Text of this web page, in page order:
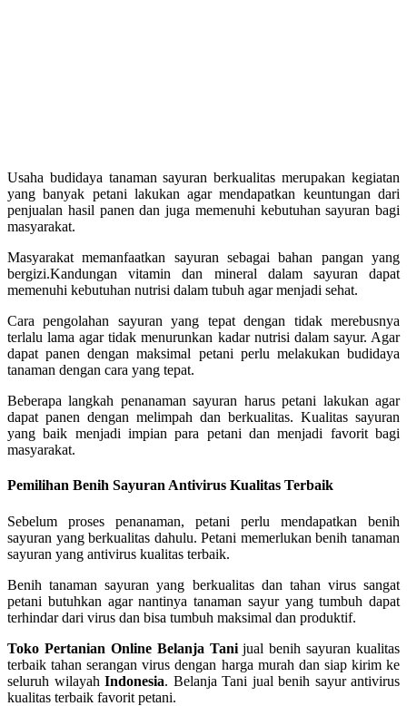
Usaha budidaya tanaman sayuran berkualitas merupakan kegiatan
yang banyak petani lakukan agar mendapatkan keuntungan dari
penjualan hasil panen dan juga memenuhi kebutuhan sayuran bagi
masyarakat.
Masyarakat memanfaatkan sayuran sebagai bahan pangan yang
bergizi.Kandungan vitamin dan mineral dalam sayuran dapat
memenuhi kebutuhan nutrisi dalam tubuh agar menjadi sehat.
Cara pengolahan sayuran yang tepat dengan tidak merebusnya
terlalu lama agar tidak menurunkan kadar nutrisi dalam sayur. Agar
dapat panen dengan maksimal petani perlu melakukan budidaya
tanaman dengan cara yang tepat.
Beberapa langkah penanaman sayuran harus petani lakukan agar
dapat panen dengan melimpah dan berkualitas. Kualitas sayuran
yang baik menjadi impian para petani dan menjadi favorit bagi
masyarakat.
Pemilihan Benih Sayuran Antivirus Kualitas Terbaik
Sebelum proses penanaman, petani perlu mendapatkan benih
sayuran yang berkualitas dahulu. Petani memerlukan benih tanaman
sayuran yang antivirus kualitas terbaik.
Benih tanaman sayuran yang berkualitas dan tahan virus sangat
petani butuhkan agar nantinya tanaman sayur yang tumbuh dapat
terhindar dari virus dan bisa tumbuh maksimal dan produktif.
Toko Pertanian Online Belanja Tanijual benih sayuran kualitas
terbaik tahan serangan virus dengan harga murah dan siap kirim ke
seluruh wilayah Indonesia. Belanja Tani jual benih sayur antivirus
kualitas terbaik favorit petani.